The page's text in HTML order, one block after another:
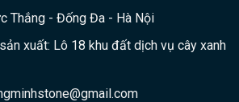
Thắng - Đống Đa - Hà Nội
xuất: Lô 18 khu đất dịch vụ cây xanh